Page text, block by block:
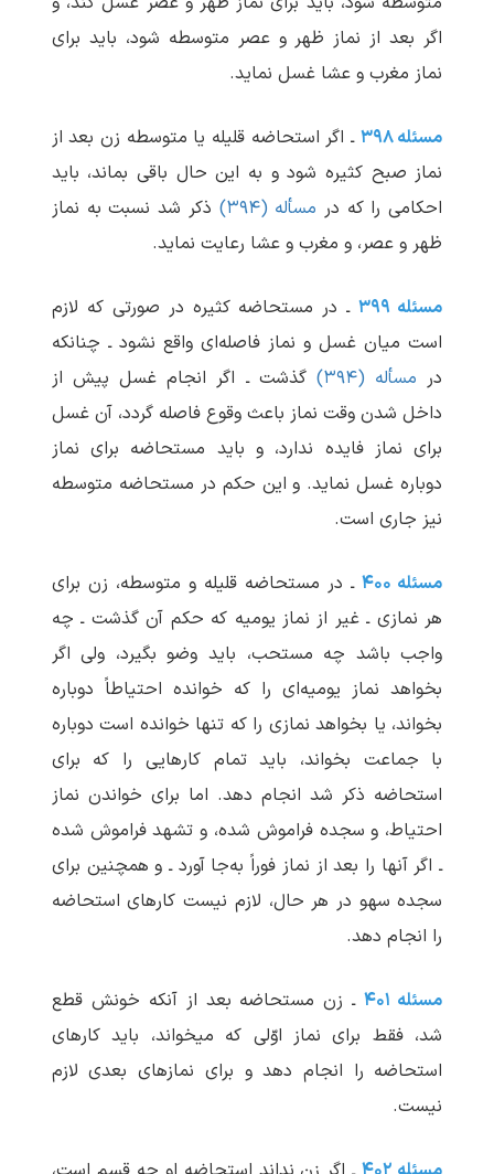
اگر بعد از نماز ظهر و عصر متوسطه شود، باید برای
نماز مغرب و عشا غسل نماید.
مسئله ۳۹۸
ـ اگر استحاضه قلیله یا متوسطه زن بعد از
نماز صبح کثیره شود و به این حال باقی بماند، باید
احکامی را که در مسأله (۳۹۴)
ذکر شد نسبت به نماز
ظهر و عصر، و مغرب و عشا رعایت نماید.
مسئله ۳۹۹
ـ در مستحاضه کثیره در صورتی که لازم
است میان غسل و نماز فاصله‌ای واقع نشود ـ چنانکه
در مسأله (۳۹۴)
گذشت ـ اگر انجام غسل پیش از
داخل شدن وقت نماز باعث وقوع فاصله گردد، آن غسل
برای نماز فایده ندارد، و باید مستحاضه برای نماز
دوباره غسل نماید. و این حکم در مستحاضه متوسطه
نیز جاری است.
مسئله ۴۰۰
ـ در مستحاضه قلیله و متوسطه، زن برای
هر نمازی ـ غیر از نماز یومیه که حکم آن گذشت ـ چه
واجب باشد چه مستحب، باید وضو بگیرد، ولی اگر
بخواهد نماز یومیه‌ای را که خوانده احتیاطاً دوباره
بخواند، یا بخواهد نمازی را که تنها خوانده است دوباره
با جماعت بخواند، باید تمام کارهایی را که برای
استحاضه ذکر شد انجام دهد. اما برای خواندن نماز
احتیاط، و سجده فراموش شده، و تشهد فراموش شده
ـ اگر آنها را بعد از نماز فوراً به‌جا آورد ـ و همچنین برای
سجده سهو در هر حال، لازم نیست کارهای استحاضه
را انجام دهد.
مسئله ۴۰۱
ـ زن مستحاضه بعد از آنکه خونش قطع
شد، فقط برای نماز اوّلی که می‏خواند، باید کارهای
استحاضه را انجام دهد و برای نمازهای بعدی لازم
نیست.